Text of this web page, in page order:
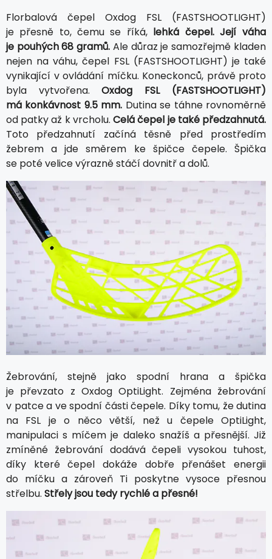
Florbalová čepel Oxdog FSL (FASTSHOOTLIGHT)
je přesně to, čemu se říká, lehká čepel. Její váha
je pouhých 68 gramů. Ale důraz je samozřejmě kladen
nejen na váhu, čepel FSL (FASTSHOOTLIGHT) je také
vynikající v ovládání míčku. Koneckonců, právě proto
byla vytvořena. Oxdog FSL (FASTSHOOTLIGHT)
má konkávnost 9.5 mm. Dutina se táhne rovnoměrně
od patky až k vrcholu. Celá čepel je také předzahnutá.
Toto předzahnutí začíná těsně před prostředím
žebrem a jde směrem ke špičce čepele. Špička
se poté velice výrazně stáčí dovnitř a dolů.
Žebrování, stejně jako spodní hrana a špička
je převzato z Oxdog OptiLight. Zejména žebrování
v patce a ve spodní části čepele. Díky tomu, že dutina
na FSL je o něco větší, než u čepele OptiLight,
manipulaci s míčem je daleko snažíš a přesnější. Již
zmíněné žebrování dodává čepeli vysokou tuhost,
díky které čepel dokáže dobře přenášet energii
do míčku a zároveň Ti poskytne vysoce přesnou
střelbu. Střely jsou tedy rychlé a přesné!